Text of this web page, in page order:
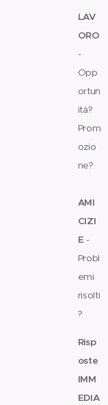
LAV
ORO
-
Opp
ortun
ità?
Prom
ozio
ne?
AMI
CIZI
E -
Probl
emi
risolti
?
Risp
oste
IMM
EDIA